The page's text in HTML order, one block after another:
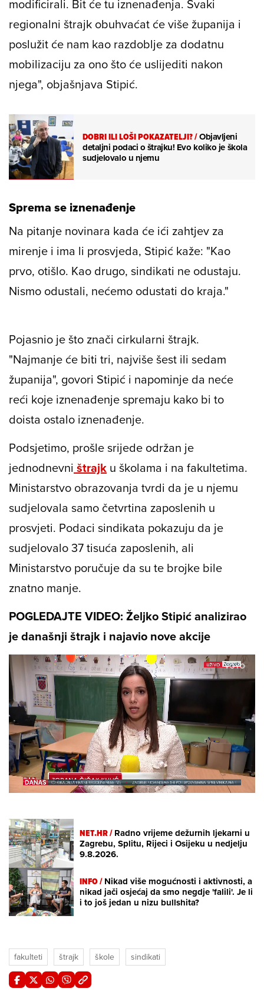
modificirali. Bit će tu iznenađenja. Svaki
regionalni štrajk obuhvaćat će više županija i
poslužit će nam kao razdoblje za dodatnu
mobilizaciju za ono što će uslijediti nakon
njega", objašnjava Stipić.
DOBRI ILI LOŠI POKAZATELJI?/Objavljeni
detaljni podaci o štrajku! Evo koliko je škola
sudjelovalo u njemu
Sprema se iznenađenje
Na pitanje novinara kada će ići zahtjev za
mirenje i ima li prosvjeda, Stipić kaže: "Kao
prvo, otišlo. Kao drugo, sindikati ne odustaju.
Nismo odustali, nećemo odustati do kraja."
Pojasnio je što znači cirkularni štrajk.
"Najmanje će biti tri, najviše šest ili sedam
županija", govori Stipić i napominje da neće
reći koje iznenađenje spremaju kako bi to
doista ostalo iznenađenje.
Podsjetimo, prošle srijede održan je
jednodnevni štrajk u školama i na fakultetima.
Ministarstvo obrazovanja tvrdi da je u njemu
sudjelovala samo četvrtina zaposlenih u
prosvjeti. Podaci sindikata pokazuju da je
sudjelovalo 37 tisuća zaposlenih, ali
Ministarstvo poručuje da su te brojke bile
znatno manje.
POGLEDAJTE VIDEO: Željko Stipić analizirao
je današnji štrajk i najavio nove akcije
Unmute /
Loaded:
12.84%
NET.HR /Radno vrijeme dežurnih ljekarni u
Zagrebu, Splitu, Rijeci i Osijeku u nedjelju
9.8.2026.
INFO /Nikad više mogućnosti i aktivnosti, a
nikad jači osjećaj da smo negdje 'falili'. Je li
i to još jedan u nizu bullshita?
fakulteti štrajk škole sindikati